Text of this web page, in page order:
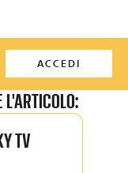
ACCEDI
L'ARTICOLO:
TV